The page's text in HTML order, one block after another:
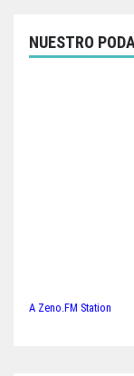
NUESTRO
A Zeno.FM Station